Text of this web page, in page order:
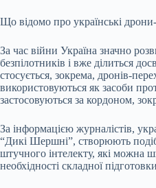
Що відомо про українські
За час війни Україна значно
безпілотників і вже ділиться
стосується, зокрема, дронів-
використовуються як засоби
застосовуються за кордоном,
За інформацією журналістів,
“Дикі Шершні”, створюють
штучного інтелекту, які можна
необхідності складної